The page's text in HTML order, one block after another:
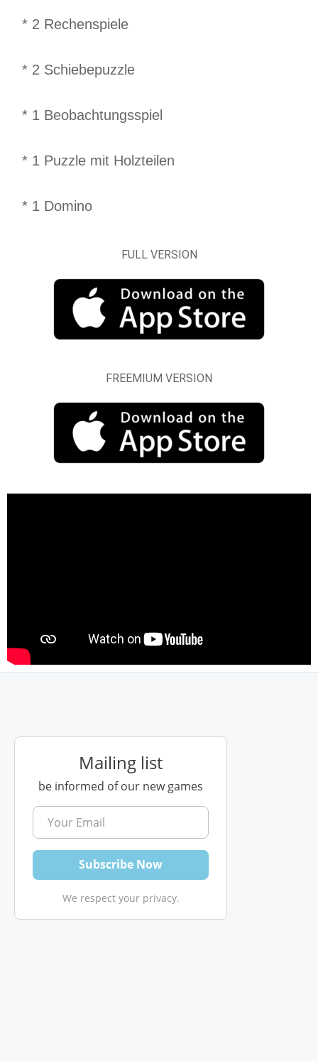
* 2 Rechenspiele
* 2 Schiebepuzzle
* 1 Beobachtungsspiel
* 1 Puzzle mit Holzteilen
* 1 Domino
FULL VERSION
FREEMIUM VERSION
Mailing list
be informed of our new games
We respect your privacy.